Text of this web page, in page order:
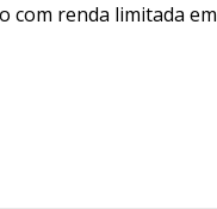
com renda limitada